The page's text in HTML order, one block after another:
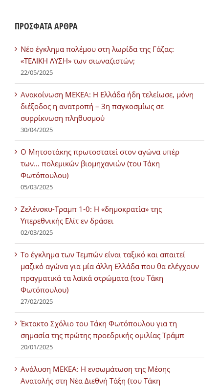
ΠΡΟΣΦΑΤΑ ΑΡΘΡΑ
Νέο έγκλημα πολέμου στη λωρίδα της Γάζας:
«ΤΕΛΙΚΗ ΛΥΣΗ» των σιωναζιστών;
22/05/2025
Ανακοίνωση ΜΕΚΕΑ: Η Ελλάδα ήδη τελείωσε, μόνη
διέξοδος η ανατροπή – 3η παγκοσμίως σε
συρρίκνωση πληθυσμού
30/04/2025
Ο Μητσοτάκης πρωτοστατεί στον αγώνα υπέρ
των… πολεμικών βιομηχανιών (του Τάκη
Φωτόπουλου)
05/03/2025
Ζελένσκυ-Τραμπ 1-0: Η «δημοκρατία» της
Υπερεθνικής Ελίτ εν δράσει
02/03/2025
Tο έγκλημα των Τεμπών είναι ταξικό και απαιτεί
μαζικό αγώνα για μία άλλη Ελλάδα που θα ελέγχουν
πραγματικά τα λαϊκά στρώματα (του Τάκη
Φωτόπουλου)
27/02/2025
Έκτακτο Σχόλιο του Τάκη Φωτόπουλου για τη
σημασία της πρώτης προεδρικής ομιλίας Τράμπ
20/01/2025
Ανάλυση ΜΕΚΕΑ: Η ενσωμάτωση της Μέσης
Ανατολής στη Νέα Διεθνή Τάξη (του Τάκη